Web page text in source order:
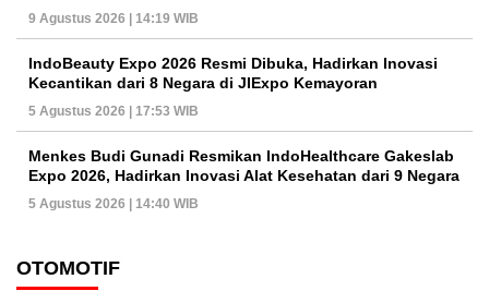
9 Agustus 2026 | 14:19 WIB
IndoBeauty Expo 2026 Resmi Dibuka, Hadirkan Inovasi
Kecantikan dari 8 Negara di JIExpo Kemayoran
5 Agustus 2026 | 17:53 WIB
Menkes Budi Gunadi Resmikan IndoHealthcare Gakeslab
Expo 2026, Hadirkan Inovasi Alat Kesehatan dari 9 Negara
5 Agustus 2026 | 14:40 WIB
OTOMOTIF